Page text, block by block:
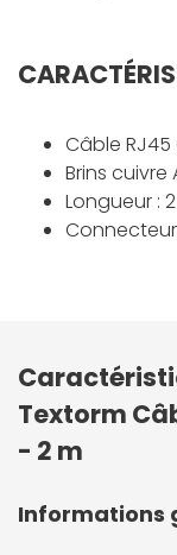
Câble RJ45
Brins cuivre
Longueur :
Textorm
- 2 m
Informations